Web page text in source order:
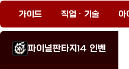
가이드 직업 · 기술 아
파이널판타지14 인벤